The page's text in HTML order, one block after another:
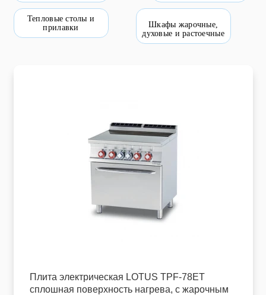
Оборудование для овз
Оборудование уличное и для прилегающей
Спортивное оборудование и инвентарь
Фото, видео и аксессуары
Тепловые столы и
прилавки
Шкафы жарочные,
духовые и растоечные
Плита электрическая LOTUS TPF-78ET
сплошная поверхность нагрева, с жарочным